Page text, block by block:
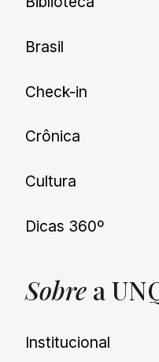
Brasil
Check-in
Crônica
Cultura
Dicas 360º
Sobre a
Institucional